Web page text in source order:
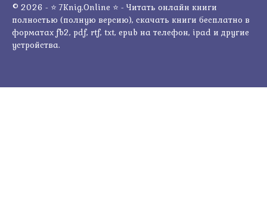
© 2026 - ⭐ 7Knig.Online ⭐ - Читать онлайн книги
полностью (полную версию), скачать книги бесплатно в
форматах fb2, pdf, rtf, txt, epub на телефон, ipad и другие
устройства.